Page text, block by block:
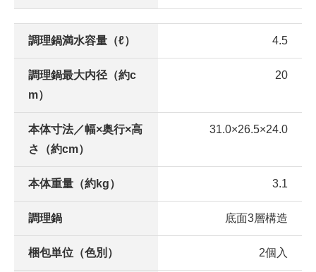
調理鍋満水容量（ℓ） 4.5
調理鍋最大内径（約c
m）
20
本体寸法／幅×奥行×高
さ（約cm）
31.0×26.5×24.0
本体重量（約kg） 3.1
調理鍋 底面3層構造
梱包単位（色別） 2個入